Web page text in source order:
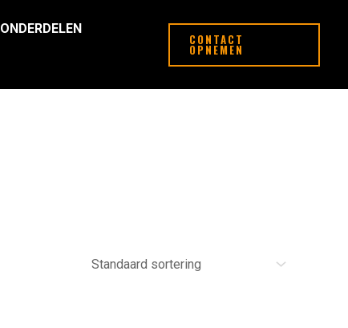
ONDERDELEN
CONTACT
OPNEMEN